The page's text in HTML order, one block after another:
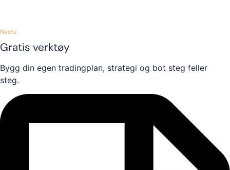
Neste
Gratis verktøy
Bygg din egen tradingplan, strategi og bot steg feller
steg.